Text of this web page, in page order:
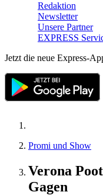
Redaktion
Newsletter
Unsere Partner
EXPRESS
Jetzt die neue Express-
Promi und Show
Verona
Gagen